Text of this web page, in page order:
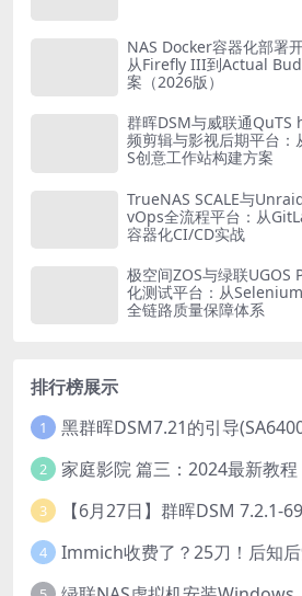
NAS Docker容器化部署
从Firefly III到Actual
案（2026版）
群晖DSM与威联通QuTS
频剪辑与影视后期平台
S创意工作站构建方案
TrueNAS SCALE与
vOps全流程平台：从
容器化CI/CD实战
极空间ZOS与绿联UGOS
化测试平台：从
全链路质量保障体系
排行榜展示
1
2
3
4